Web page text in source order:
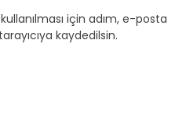
için adım, e-posta
kaydedilsin.